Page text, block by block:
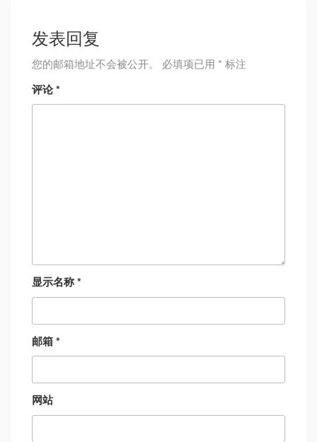
发表回复
您的邮箱地址不会被公开。 必填项已用 * 标注
评论*
显示名称*
邮箱*
网站